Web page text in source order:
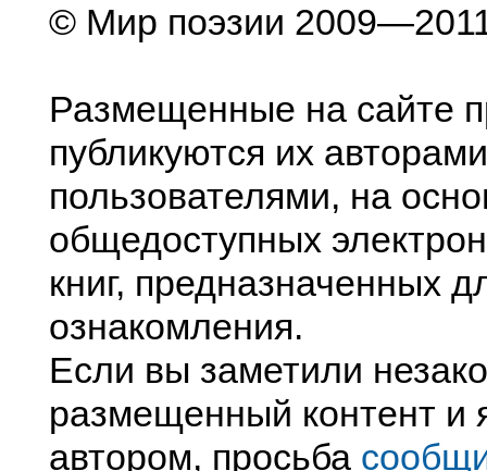
© Мир поэзии
Размещенные на сайте
публикуются их
пользователями, на
общедоступных
книг, предназначенных
ознакомления.
Если вы заметили
размещенный контент и
автором, просьба